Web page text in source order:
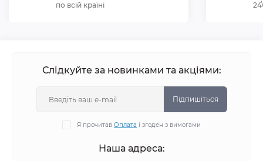
по всій країні
Слідкуйте за новинками та акціями:
Підпишіться
Я прочитав Оплата і згоден з вимогами
Наша адреса: